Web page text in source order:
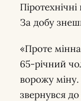
За добу
«Проте
65-річний
ворожу
звернувся